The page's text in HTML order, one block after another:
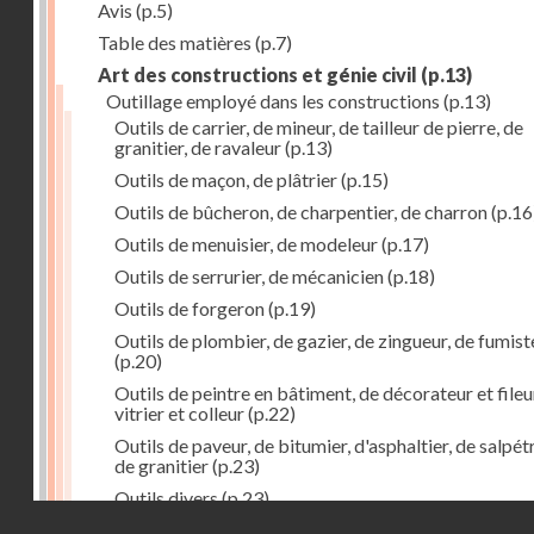
Avis (p.5)
Table des matières (p.7)
Art des constructions et génie civil (p.13)
Outillage employé dans les constructions (p.13)
Outils de carrier, de mineur, de tailleur de pierre, de
granitier, de ravaleur(p.13)
Outils de maçon, de plâtrier(p.15)
Outils de bûcheron, de charpentier, de charron
Outils de menuisier, de modeleur(p.17)
Outils de serrurier, de mécanicien(p.18)
Outils de forgeron(p.19)
Outils de plombier, de gazier, de zingueur, de
(p.20)
Outils de peintre en bâtiment, de décorateur et
vitrier et colleur(p.22)
Outils de paveur, de bitumier, d'asphaltier, de
de granitier(p.23)
Outils divers(p.23)